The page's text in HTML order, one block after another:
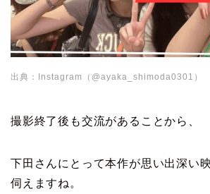
出典：Instagram（@ayaka_shimoda0301）
撮影終了後も交流があることから、
下田さんにとって本作が思い出深い
伺えますね。